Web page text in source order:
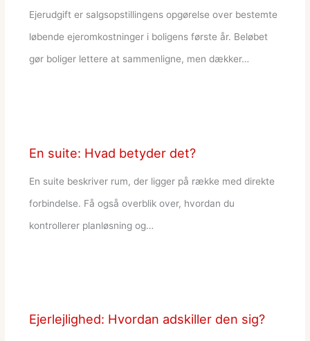
Ejerudgift er salgsopstillingens opgørelse over bestemte
løbende ejeromkostninger i boligens første år. Beløbet
gør boliger lettere at sammenligne, men dækker…
En suite: Hvad betyder det?
En suite beskriver rum, der ligger på række med direkte
forbindelse. Få også overblik over, hvordan du
kontrollerer planløsning og…
Ejerlejlighed: Hvordan adskiller den sig?